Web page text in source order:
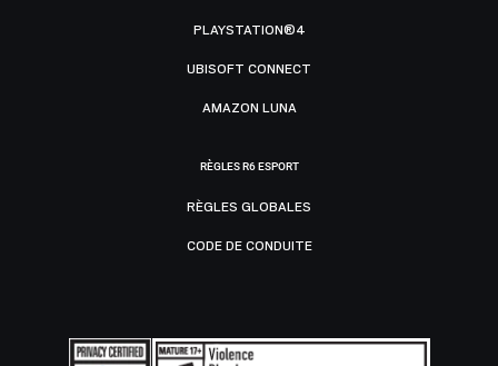
PLAYSTATION®4
UBISOFT CONNECT
AMAZON LUNA
RÈGLES R6 ESPORT
RÈGLES GLOBALES
CODE DE CONDUITE